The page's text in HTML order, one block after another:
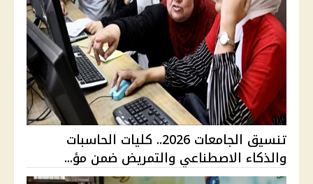
تنسيق الجامعات 2026.. كليات الحاسبات
والذكاء الاصطناعي والتمريض ضمن مؤ...